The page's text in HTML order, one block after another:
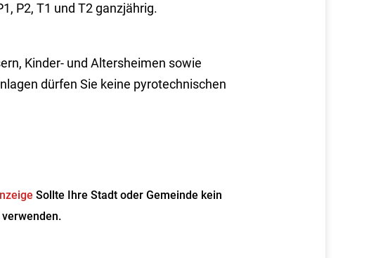
P2, T1 und T2 ganzjährig.
Kinder- und Altersheimen sowie
dürfen Sie keine pyrotechnischen
Sollte Ihre Stadt oder Gemeinde kein